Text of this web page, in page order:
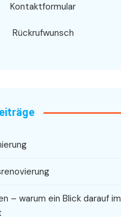
Kontaktformular
Rückrufwunsch
– warum ein Blick darauf im